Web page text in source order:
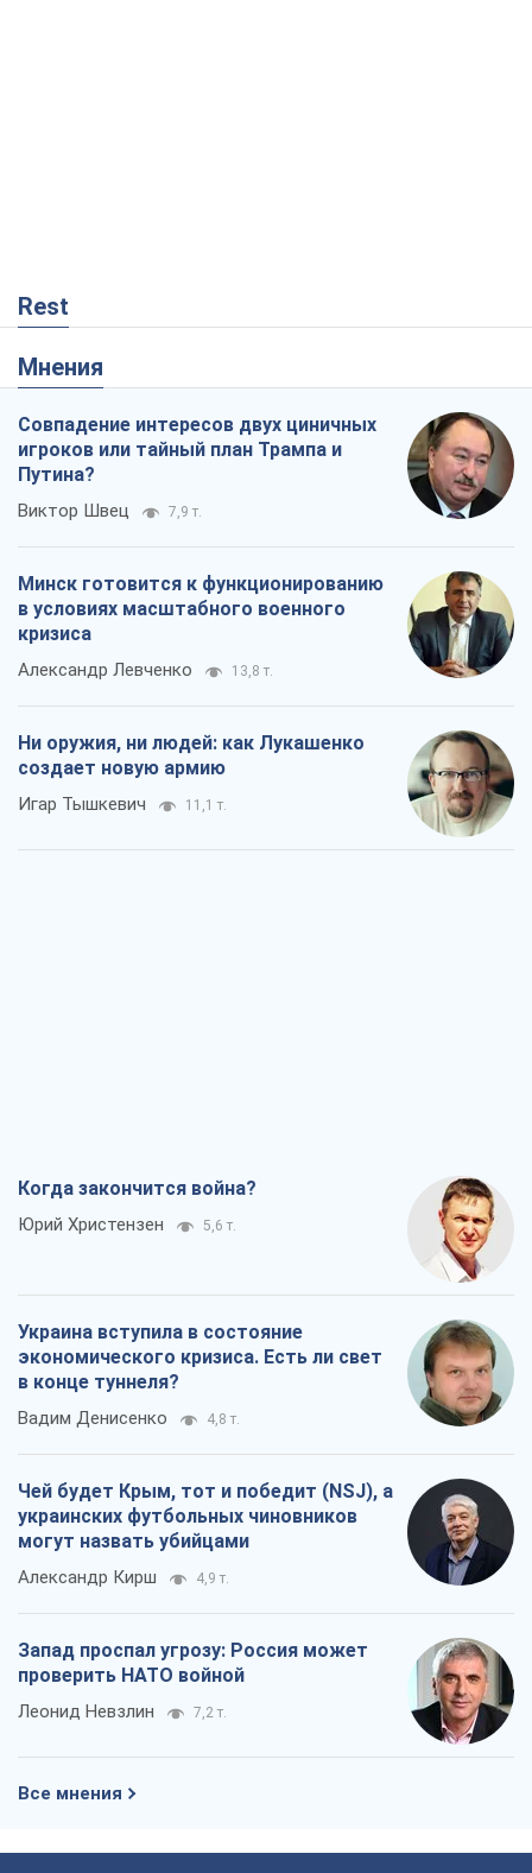
Rest
Мнения
Совпадение интересов двух циничных
игроков или тайный план Трампа и
Путина?
Виктор Швец 7,9 т.
Минск готовится к функционированию
в условиях масштабного военного
кризиса
Александр Левченко 13,8 т.
Ни оружия, ни людей: как Лукашенко
создает новую армию
Игар Тышкевич 11,1 т.
Когда закончится война?
Юрий Христензен 5,6 т.
Украина вступила в состояние
экономического кризиса. Есть ли свет
в конце туннеля?
Вадим Денисенко 4,8 т.
Чей будет Крым, тот и победит (NSJ), а
украинских футбольных чиновников
могут назвать убийцами
Александр Кирш 4,9 т.
Запад проспал угрозу: Россия может
проверить НАТО войной
Леонид Невзлин 7,2 т.
Все мнения